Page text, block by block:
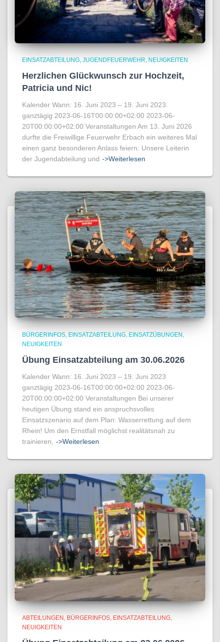
EINSATZABTEILUNG JUGENDFEUERWEHR NEUIGKEITEN
Herzlichen Glückwunsch zur Hochzeit,
Patricia und Nic!
Kalender Wann: 16. Juni 2023 – 19. Juni 2023
ganztägig 2023-06-16T00:00:00+02:00 2023-06-
20T00:00:00+02:00 Veranstaltungen Am 13. Juni 2026
durfte die Freiwillige Feuerwehr Erbach ein weiteres Mal
einen ganz besonderen Anlass feiern: Unsere Leiterin
der Jugendabteilung und ->Weiterlesen
BÜRGERINFOS EINSATZABTEILUNG EINSATZÜBUNGEN
NEUIGKEITEN
Übung Einsatzabteilung am 30.06.2026
Kalender Wann: 16. Juni 2023 – 19. Juni 2023
ganztägig 2023-06-16T00:00:00+02:00 2023-06-
20T00:00:00+02:00 Veranstaltungen Bei unserer
heutigen Übung stand ein anspruchsvolles
Einsatzszenario auf dem Plan: Wasserrettung auf dem
Rhein! Um den Ernstfall möglichst realitätsnah zu
trainieren, ->Weiterlesen
ABTEILUNGEN BÜRGERINFOS EINSATZABTEILUNG
NEUIGKEITEN